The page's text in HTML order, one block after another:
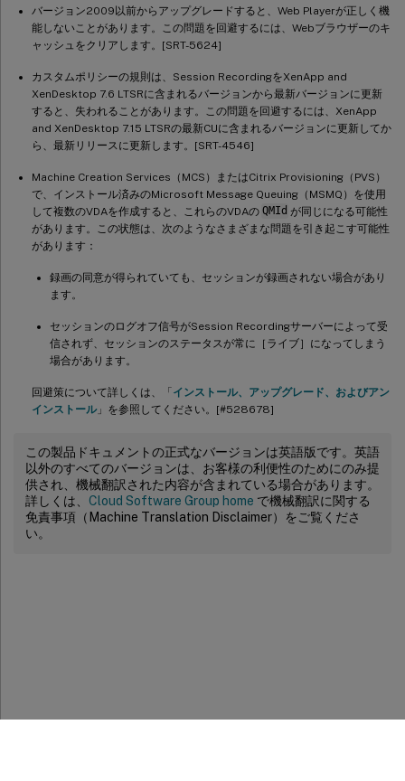
バージョン2009以前からアップグレードすると、Web Playerが正しく機
能しないことがあります。この問題を回避するには、Webブラウザーのキ
ャッシュをクリアします。[SRT-5624]
カスタムポリシーの規則は、Session RecordingをXenApp and
XenDesktop 7.6 LTSRに含まれるバージョンから最新バージョンに更新
すると、失われることがあります。この問題を回避するには、XenApp
and XenDesktop 7.15 LTSRの最新CUに含まれるバージョンに更新してか
ら、最新リリースに更新します。[SRT-4546]
Machine Creation Services（MCS）またはCitrix Provisioning（PVS）
で、インストール済みのMicrosoft Message Queuing（MSMQ）を使用
して複数のVDAを作成すると、これらのVDAの QMId が同じになる可能性
があります。この状態は、次のようなさまざまな問題を引き起こす可能性
があります：
録画の同意が得られていても、セッションが録画されない場合があり
ます。
セッションのログオフ信号がSession Recordingサーバーによって受
信されず、セッションのステータスが常に［ライブ］になってしまう
場合があります。
回避策について詳しくは、「インストール、アップグレード、およびアン
インストール」を参照してください。[#528678]
この製品ドキュメントの正式なバージョンは英語版です。英語
以外のすべてのバージョンは、お客様の利便性のためにのみ提
供され、機械翻訳された内容が含まれている場合があります。
詳しくは、 Cloud Software Group home で機械翻訳に関する
免責事項（Machine Translation Disclaimer）をご覧くださ
い。